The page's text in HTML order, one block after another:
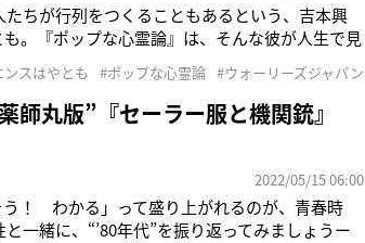
ちが行列をつくることもあるという、吉本興
。『ポップな心霊論』は、そんな彼が人生で見
た話です。 &n
スはやとも #ポップな心霊論 #ウォーリーズジャパン
丸版”『セーラー服と機関銃』
2022/05/15 06:00
！ わかる」って盛り上がれるのが、青春時
一緒に、“’80年代”を振り返ってみましょうー